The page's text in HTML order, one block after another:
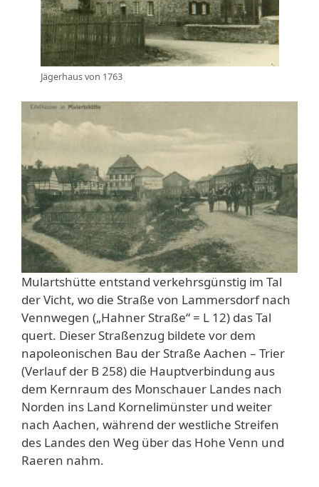
Jägerhaus von 1763
Mulartshütte entstand verkehrsgünstig im Tal
der Vicht, wo die Straße von Lammersdorf nach
Vennwegen („Hahner Straße“ = L 12) das Tal
quert. Dieser Straßenzug bildete vor dem
napoleonischen Bau der Straße Aachen – Trier
(Verlauf der B 258) die Hauptverbindung aus
dem Kernraum des Monschauer Landes nach
Norden ins Land Kornelimünster und weiter
nach Aachen, während der westliche Streifen
des Landes den Weg über das Hohe Venn und
Raeren nahm.